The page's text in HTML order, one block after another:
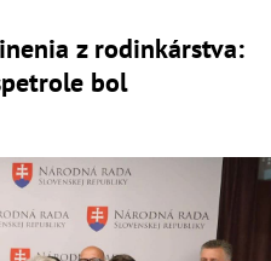
z rodinkárstva:
bol